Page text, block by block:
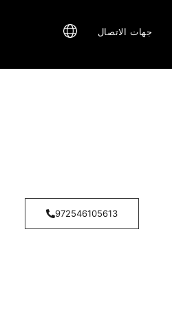
جهات الاتصال
972546105613